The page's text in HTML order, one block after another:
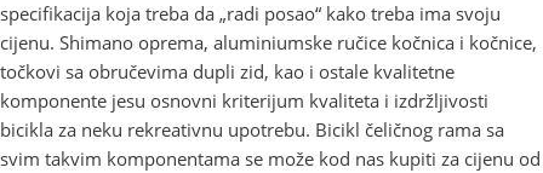
specifikacija koja treba da „radi posao“ kako treba ima svoju
cijenu. Shimano oprema, aluminiumske ručice kočnica i kočnice,
točkovi sa obručevima dupli zid, kao i ostale kvalitetne
komponente jesu osnovni kriterijum kvaliteta i izdržljivosti
bicikla za neku rekreativnu upotrebu. Bicikl čeličnog rama sa
svim takvim komponentama se može kod nas kupiti za cijenu od